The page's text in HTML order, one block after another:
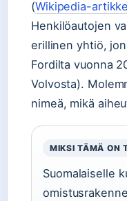
(Wikipedia-
Henkilöautojen
erillinen yhtiö,
Fordilta vuonna
Volvosta).
nimeä, mikä
MIKSI TÄMÄ ON
Suomalaiselle